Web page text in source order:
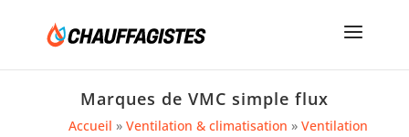
Marques de VMC simple flux
Accueil »Ventilation & climatisation »Ventilation